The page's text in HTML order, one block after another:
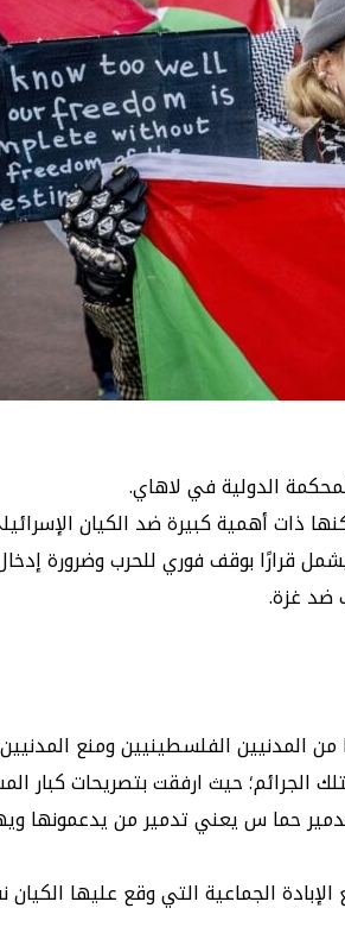
الدولية في لاهاي.
أهمية كبيرة ضد الكيان
قرارًا بوقف فوري للحرب وضرورة
ضد غزة.
الفلسطينيين ومنع
الجرائم؛ حيث ارفقت بتصريحات
حما س يعني تدمير من يدعمونها
الإبادة الجماعية التي وقع عليها